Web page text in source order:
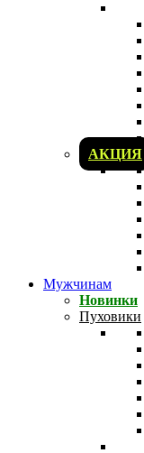
АКЦИЯ
Мужчинам
Новинки
Пуховики